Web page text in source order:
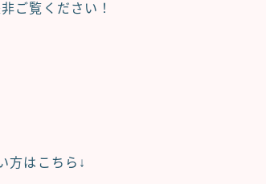
ご覧ください！
方はこちら↓